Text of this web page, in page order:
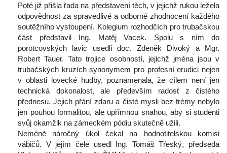
Poté již přišla řada na představení těch, v jejichž rukou ležela
odpovědnost za spravedlivé a odborné zhodnocení každého
outěžního vystoupení. Kolegium rozhodčích pro trubačskou
část představil Ing. Matěj Vacek. Spolu s ním do
porotcovských lavic usedli doc. Zdeněk Divoký a Mgr.
Robert Tauer. Tato trojice osobností, jejichž jména jsou v
trubačských kruzích synonymem pro profesní erudici nejen
v oblasti lovecké hudby, poznamenala, že cílem není jen
technická dokonalost, ale především radost z čistého
přednesu. Jejich přání zdaru a čisté mysli bez trémy nebylo
jen pouhou formalitou, ale upřímnou snahou, aby si studenti
vůj okamžik na zámeckém pódiu skutečně užili.
Neméně náročný úkol čekal na hodnotitelskou komisi
vábičů. V jejím čele usedl Ing. Tomáš Třeský, předseda